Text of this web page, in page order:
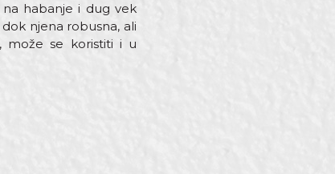
habanje i dug vek
njena robusna, ali
može se koristiti i u